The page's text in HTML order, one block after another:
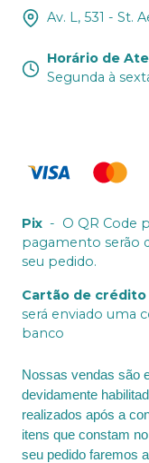
Av. L, 531 - St.
Horário de
Segunda à
Pix - O QR Code
pagamento serão
seu pedido.
Cartão de crédito
será enviado uma
banco
Nossas vendas são
devidamente
realizados após a
itens que constam
seu pedido faremos